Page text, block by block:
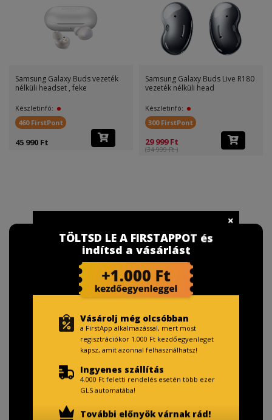
Samsung Galaxy Buds vezeték
nélküli headset , feke
Készletinfó:
460 FirstPont
45 990 Ft
Samsung Galaxy Buds Live R180
vezeték nélküli head
Készletinfó:
300 FirstPont
29 999 Ft
(34 999 Ft )
TISZTELT VÁSÁRLÓNK!
TÖLTSD LE A FIRSTAPPOT és
indítsd a vásárlást
Vásárolj még olcsóbban
a FirstApp alkalmazással, mert most
regisztrációkor 1.000 Ft kezdőegyenleget
kapsz, amit azonnal felhasználhatsz!
Ingyenes szállítás
4.000 Ft feletti rendelés esetén több ezer
GLS automatába!
További előnyök várnak rád!